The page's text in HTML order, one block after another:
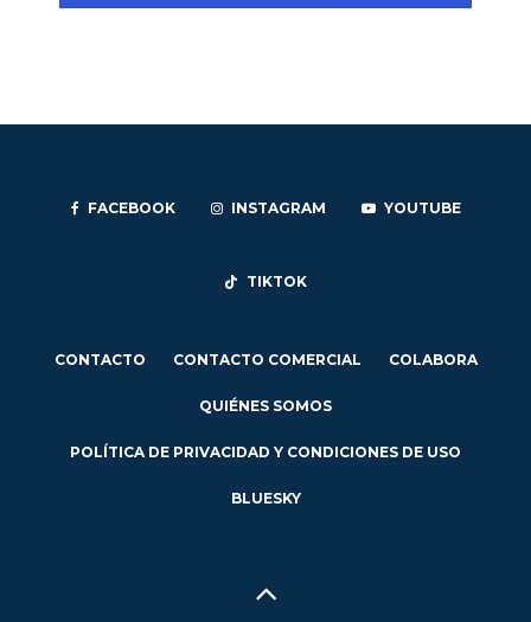
FACEBOOK INSTAGRAM YOUTUBE
TIKTOK
CONTACTO CONTACTO COMERCIAL COLABORA
QUIÉNES SOMOS
POLÍTICA DE PRIVACIDAD Y CONDICIONES DE USO
BLUESKY